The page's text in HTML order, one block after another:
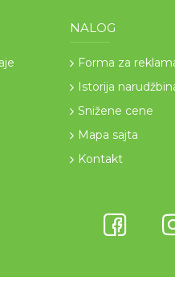
NALOG
Forma za
Istorija
Snižene cene
Mapa sajta
Kontakt